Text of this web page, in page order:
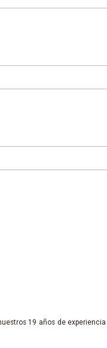
19 años de